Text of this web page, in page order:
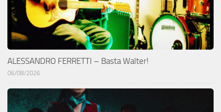
ALESSANDRO FERRETTI – Basta Walter!
06/08/2026